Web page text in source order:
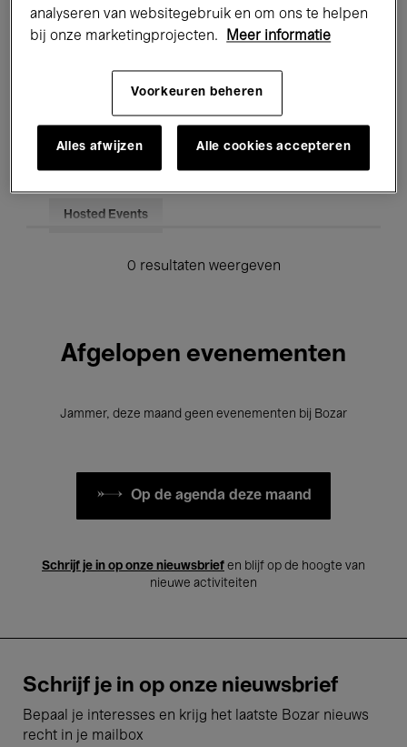
Jazz Klassieke Muziek Global Music
Onderwijs Rondleidingen
Hosted Events
0 resultaten weergeven
Afgelopen evenementen
Jammer, deze maand geen evenementen bij Bozar
Op de agenda deze maand
Schrijf je in op onze nieuwsbrief en blijf op de hoogte van
nieuwe activiteiten
Schrijf je in op onze nieuwsbrief
Bepaal je interesses en krijg het laatste Bozar nieuws
recht in je mailbox
analyseren van websitegebruik en om ons te helpen
bij onze marketingprojecten.
Meer informatie
Voorkeuren beheren
Alles afwijzen Alle cookies accepteren